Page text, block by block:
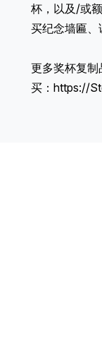
杯，以及/或
买纪念墙匾、
更多奖杯复
买： https://